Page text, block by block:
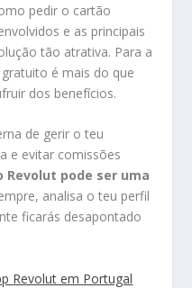
pedir o cartão
e as principais
tão atrativa. Para a
é mais do que
dos benefícios.
de gerir o teu
e evitar comissões
Revolut pode ser uma
analisa o teu perfil
ficarás desapontado
Revolut em Portugal